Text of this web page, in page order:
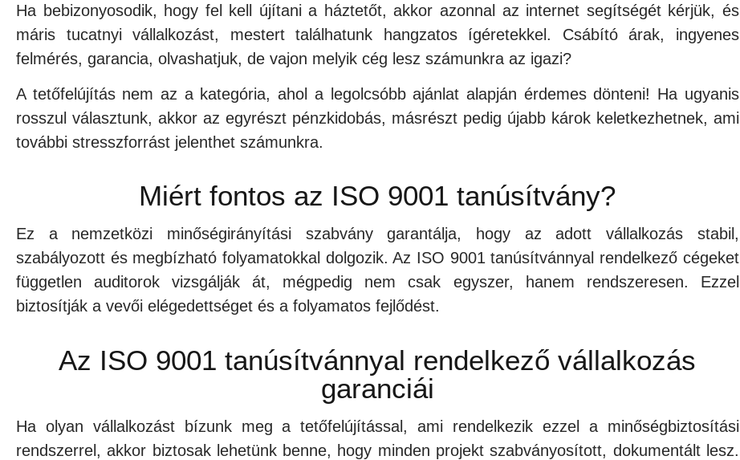
Ha bebizonyosodik, hogy fel kell újítani a háztetőt, akkor azonnal az internet segítségét kérjük, és
máris tucatnyi vállalkozást, mestert találhatunk hangzatos ígéretekkel. Csábító árak, ingyenes
felmérés, garancia, olvashatjuk, de vajon melyik cég lesz számunkra az igazi?
A tetőfelújítás nem az a kategória, ahol a legolcsóbb ajánlat alapján érdemes dönteni! Ha ugyanis
rosszul választunk, akkor az egyrészt pénzkidobás, másrészt pedig újabb károk keletkezhetnek, ami
további stresszforrást jelenthet számunkra.
Miért fontos az ISO 9001 tanúsítvány?
Ez a nemzetközi minőségirányítási szabvány garantálja, hogy az adott vállalkozás stabil,
szabályozott és megbízható folyamatokkal dolgozik. Az ISO 9001 tanúsítvánnyal rendelkező cégeket
független auditorok vizsgálják át, mégpedig nem csak egyszer, hanem rendszeresen. Ezzel
biztosítják a vevői elégedettséget és a folyamatos fejlődést.
Az ISO 9001 tanúsítvánnyal rendelkező vállalkozás
garanciái
Ha olyan vállalkozást bízunk meg a tetőfelújítással, ami rendelkezik ezzel a minőségbiztosítási
rendszerrel, akkor biztosak lehetünk benne, hogy minden projekt szabványosított, dokumentált lesz.